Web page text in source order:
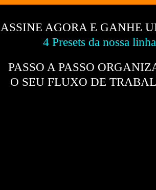
ASSINE AGORA E GANHE
4 Presets da nossa
PASSO A PASSO
O SEU FLUXO DE